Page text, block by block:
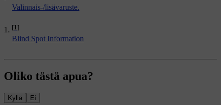
Valinnais-/lisävaruste.
[1]
Blind Spot Information
Oliko tästä apua?
Kyllä Ei